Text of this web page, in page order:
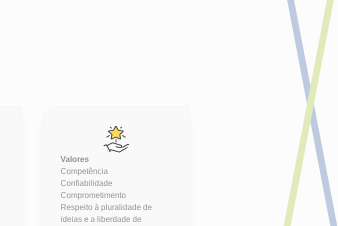
Valores
Competência
Confiabilidade
Comprometimento
Respeito à pluralidade de
ideias e a liberdade de